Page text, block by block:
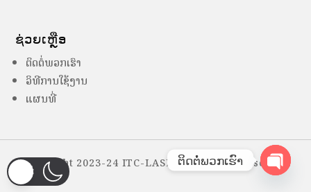
ຊ່ວຍເຫຼືອ
ຕິດຕໍ່ພວກເຮົາ
ວິທີການໃຊ້ງານ
ແຜນທີ່
Copyright 2023-24 ITC-LASES – All Right Reserved
ຕິດຕໍ່ພວກເຮົາ